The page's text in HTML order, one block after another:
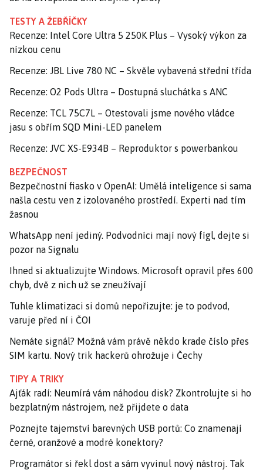
TESTY A ŽEBŘÍČKY
Recenze: Intel Core Ultra 5 250K Plus – Vysoký výkon za
nízkou cenu
Recenze: JBL Live 780 NC – Skvěle vybavená střední třída
Recenze: O2 Pods Ultra – Dostupná sluchátka s ANC
Recenze: TCL 75C7L – Otestovali jsme nového vládce
jasu s obřím SQD Mini-LED panelem
Recenze: JVC XS-E934B – Reproduktor s powerbankou
BEZPEČNOST
Bezpečnostní fiasko v OpenAI: Umělá inteligence si sama
našla cestu ven z izolovaného prostředí. Experti nad tím
žasnou
WhatsApp není jediný. Podvodníci mají nový fígl, dejte si
pozor na Signalu
Ihned si aktualizujte Windows. Microsoft opravil přes 600
chyb, dvě z nich už se zneužívají
Tuhle klimatizaci si domů nepořizujte: je to podvod,
varuje před ní i ČOI
Nemáte signál? Možná vám právě někdo krade číslo přes
SIM kartu. Nový trik hackerů ohrožuje i Čechy
TIPY A TRIKY
Ajťák radí: Neumírá vám náhodou disk? Zkontrolujte si ho
bezplatným nástrojem, než přijdete o data
Poznejte tajemství barevných USB portů: Co znamenají
černé, oranžové a modré konektory?
Programátor si řekl dost a sám vyvinul nový nástroj. Tak